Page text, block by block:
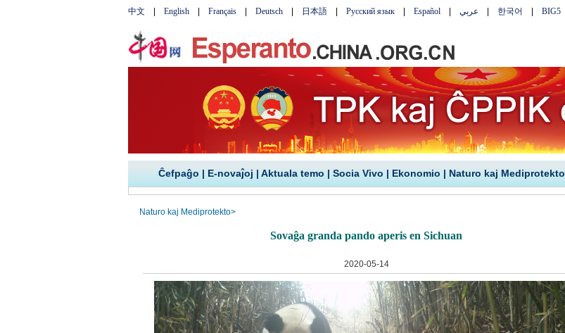
Ĉefpaĝo | E-novaĵoj | Aktuala temo | Socia Vivo | Ekonomio | Naturo kaj Mediprotekto
Naturo kaj Mediprotekto>
Sovaĝa granda pando aperis en Sichuan
2020-05-14